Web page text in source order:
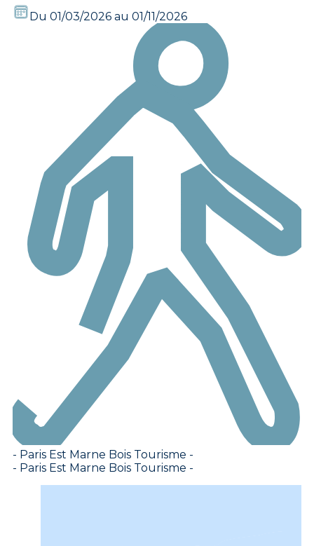
Du 01/03/2026 au 01/11/2026
- Paris Est Marne Bois Tourisme -
- Paris Est Marne Bois Tourisme -